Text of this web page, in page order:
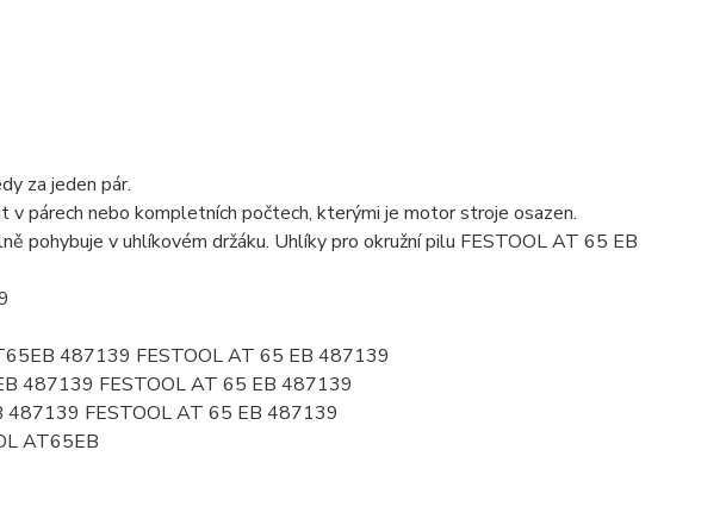
za jeden pár.
v párech nebo kompletních počtech, kterými je motor stroje osazen.
pohybuje v uhlíkovém držáku. Uhlíky pro okružní pilu FESTOOL AT 65 EB
487139 FESTOOL AT 65 EB 487139
487139 FESTOOL AT 65 EB 487139
487139 FESTOOL AT 65 EB 487139
AT65EB